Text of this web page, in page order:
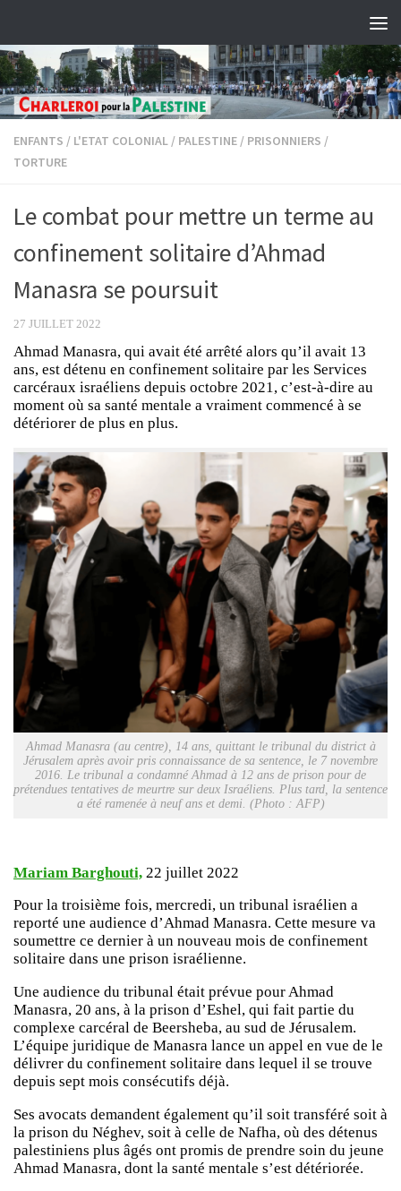
ENFANTS / L'ETAT COLONIAL / PALESTINE / PRISONNIERS /
TORTURE
Le combat pour mettre un terme au
confinement solitaire d’Ahmad
Manasra se poursuit
27 JUILLET 2022
Ahmad Manasra, qui avait été arrêté alors qu’il avait 13
ans, est détenu en confinement solitaire par les Services
carcéraux israéliens depuis octobre 2021, c’est-à-dire au
moment où sa santé mentale a vraiment commencé à se
détériorer de plus en plus.
Ahmad Manasra (au centre), 14 ans, quittant le tribunal du district à
Jérusalem après avoir pris connaissance de sa sentence, le 7 novembre
2016. Le tribunal a condamné Ahmad à 12 ans de prison pour de
prétendues tentatives de meurtre sur deux Israéliens. Plus tard, la sentence
a été ramenée à neuf ans et demi. (Photo : AFP)
Mariam Barghouti, 22 juillet 2022
Pour la troisième fois, mercredi, un tribunal israélien a
reporté une audience d’Ahmad Manasra. Cette mesure va
soumettre ce dernier à un nouveau mois de confinement
solitaire dans une prison israélienne.
Une audience du tribunal était prévue pour Ahmad
Manasra, 20 ans, à la prison d’Eshel, qui fait partie du
complexe carcéral de Beersheba, au sud de Jérusalem.
L’équipe juridique de Manasra lance un appel en vue de le
délivrer du confinement solitaire dans lequel il se trouve
depuis sept mois consécutifs déjà.
Ses avocats demandent également qu’il soit transféré soit à
la prison du Néghev, soit à celle de Nafha, où des détenus
palestiniens plus âgés ont promis de prendre soin du jeune
Ahmad Manasra, dont la santé mentale s’est détériorée.